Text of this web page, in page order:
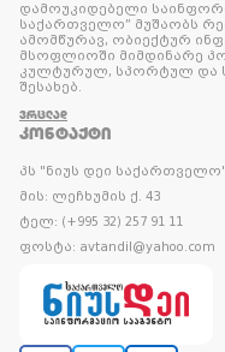
დამოუკიდებელი
საქართველო” მუშაობს
ამომწურავ, ობიექტურ
მსოფლიოში მიმდინარე
კულტურულ, სპორტულ და
შესახებ.
ᲕᲠᲪᲚᲐᲓ
ᲙᲝᲜᲢᲐᲥᲢᲘ
პს "ნიუს დეი საქართველო"
მის: ლეჩხუმის ქ. 43
ტელ: (+995 32) 257 91 11
ფოსტა: avtandil@yahoo.com